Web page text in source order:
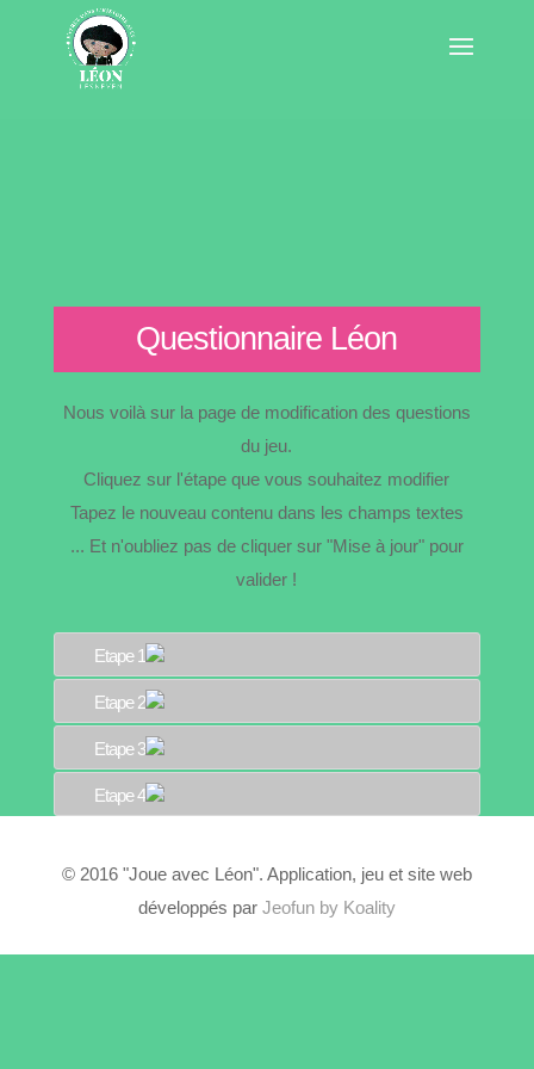
Questionnaire Léon
Nous voilà sur la page de modification des questions
du jeu.
Cliquez sur l'étape que vous souhaitez modifier
Tapez le nouveau contenu dans les champs textes
... Et n'oubliez pas de cliquer sur "Mise à jour" pour
valider !
Etape 1
Etape 2
Etape 3
Etape 4
© 2016 "Joue avec Léon". Application, jeu et site web
développés par Jeofun by Koality